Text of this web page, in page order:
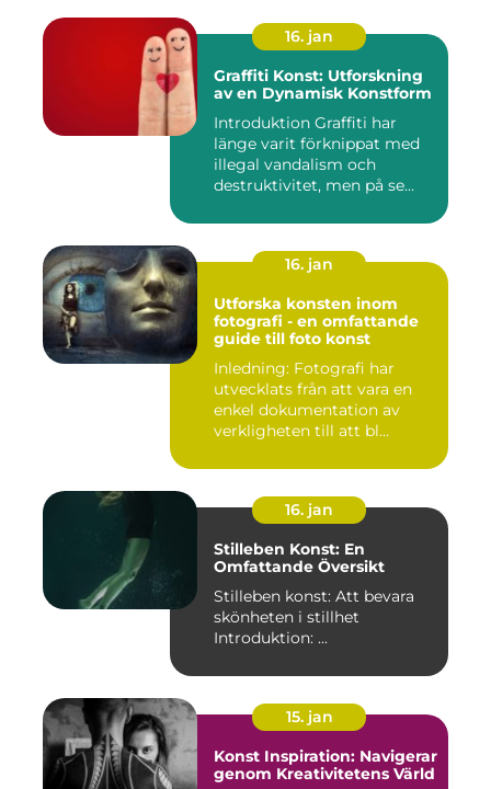
16. jan
Graffiti Konst: Utforskning
av en Dynamisk Konstform
Introduktion Graffiti har
länge varit förknippat med
illegal vandalism och
destruktivitet, men på se...
16. jan
Utforska konsten inom
fotografi - en omfattande
guide till foto konst
Inledning: Fotografi har
utvecklats från att vara en
enkel dokumentation av
verkligheten till att bl...
16. jan
Stilleben Konst: En
Omfattande Översikt
Stilleben konst: Att bevara
skönheten i stillhet
Introduktion: ...
15. jan
Konst Inspiration: Navigerar
genom Kreativitetens Värld